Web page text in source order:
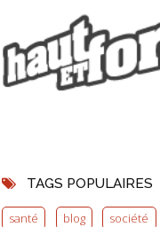
TAGS POPULAIRES
santé blog société